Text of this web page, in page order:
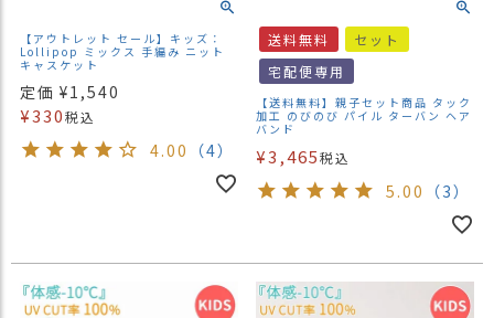
【アウトレット セール】キッズ：
Lollipop ミックス 手編み ニット
キャスケット
定価 ¥1,540
¥330税込
4.00 （4）
送料無料
セット
宅配便専用
【送料無料】親子セット商品 タック
加工 のびのび パイル ターバン ヘア
バンド
¥3,465税込
5.00 （3）